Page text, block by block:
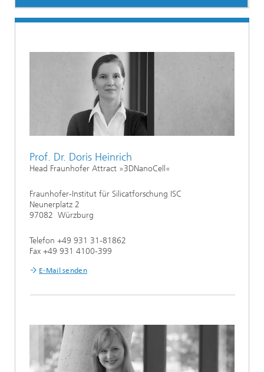
Prof. Dr. Doris Heinrich
Head Fraunhofer Attract »3DNanoCell«
Fraunhofer-Institut für Silicatforschung ISC
Neunerplatz 2
97082 Würzburg
Telefon +49 931 31-81862
Fax +49 931 4100-399
E-Mail senden